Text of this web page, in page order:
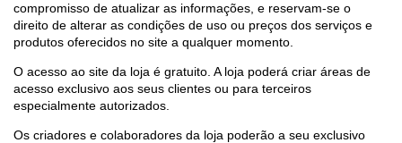
compromisso de atualizar as informações, e reservam-se o
direito de alterar as condições de uso ou preços dos serviços e
produtos oferecidos no site a qualquer momento.
O acesso ao site da loja é gratuito. A loja poderá criar áreas de
acesso exclusivo aos seus clientes ou para terceiros
especialmente autorizados.
Os criadores e colaboradores da loja poderão a seu exclusivo